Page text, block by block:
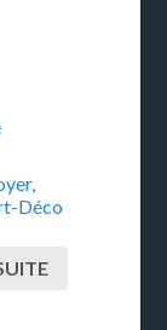
Déco